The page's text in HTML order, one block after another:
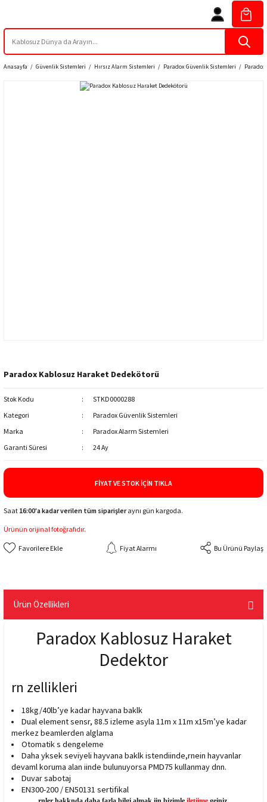
Anasayfa Güvenlik Sistemleri Hırsız Alarm Sistemleri Paradox Güvenlik Sistemleri
Paradox Kablosuz Haraket Dedekötorü
Stok Kodu
STKD0000288
Kategori
Paradox Güvenlik Sistemleri
Marka
Paradox Alarm Sistemleri
Garanti Süresi
24 Ay
FIYAT VE STOK İÇIN TIKLA
Saat 16:00'a kadar verilen tüm siparişleraynı gün kargoda.
Ürünün orijinal fotoğrafıdır.
Fiyat Alarmı Bu Ürünü Paylaş
Ürün Özellikleri
Paradox Kablosuz Haraket
Dedektor
rn zellikleri
18kg/40lb’ye kadar hayvana baklk
Dual element sensr, 88.5 izleme asyla 11m x 11m x15m’ye kadar
merkez beamlerden alglama
Otomatik s dengeleme
Daha yksek seviyeli hayvana baklk istendiinde,rnein hayvanlar
devaml koruma alan iinde bulunuyorsa PMD75 kullanmay dnn.
Duvar sabotaj
EN300-200 / EN50131 sertifikal